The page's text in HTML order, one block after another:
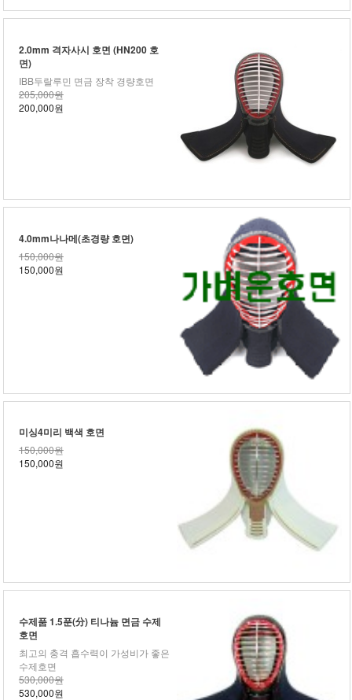
2.0mm 격자사시 호면 (HN200 호
면)
IBB두랄루민 면금 장착 경량호면
205,000원
200,000원
4.0mm나나메(초경량 호면)
150,000원
150,000원
미싱4미리 백색 호면
150,000원
150,000원
수제품 1.5푼(分) 티나늄 면금 수제
호면
최고의 충격 흡수력이 가성비가 좋은
수제호면
530,000원
530,000원